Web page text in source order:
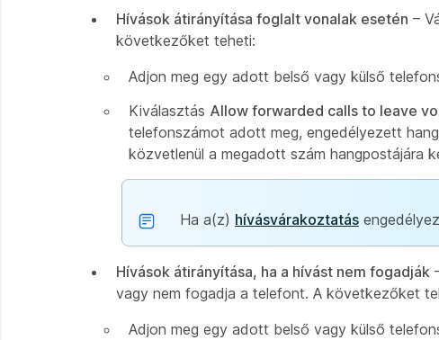
Hívások átirányítása foglalt vonalak esetén –
következőket teheti:
Adjon meg egy adott belső vagy külső
Kiválasztás Allow forwarded calls to leave
telefonszámot adott meg, engedélyezett
közvetlenül a megadott szám hangpostájára
Ha a(z) hívásvárakoztatás
Hívások átirányítása, ha a hívást nem fogadják
vagy nem fogadja a telefont. A következőket
Adjon meg egy adott belső vagy külső